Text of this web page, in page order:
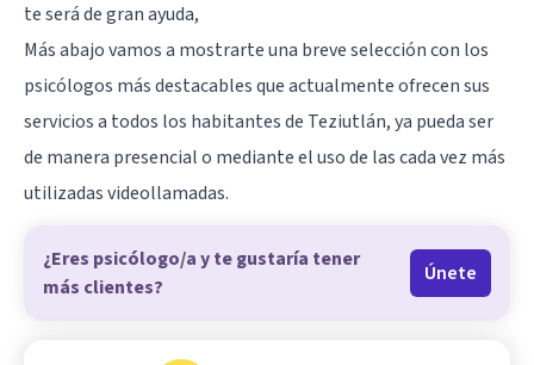
te será de gran ayuda,
Más abajo vamos a mostrarte una breve selección con los
psicólogos más destacables que actualmente ofrecen sus
servicios a todos los habitantes de Teziutlán, ya pueda ser
de manera presencial o mediante el uso de las cada vez más
utilizadas videollamadas.
¿Eres psicólogo/a y te gustaría tener
más clientes?
Únete